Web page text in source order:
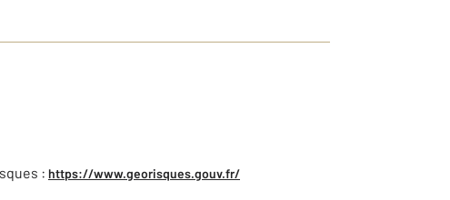
: https://www.georisques.gouv.fr/